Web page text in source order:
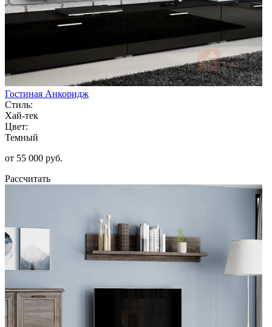
Гостиная Анкоридж
Стиль:
Хай-тек
Цвет:
Темный
от 55 000 руб.
Рассчитать